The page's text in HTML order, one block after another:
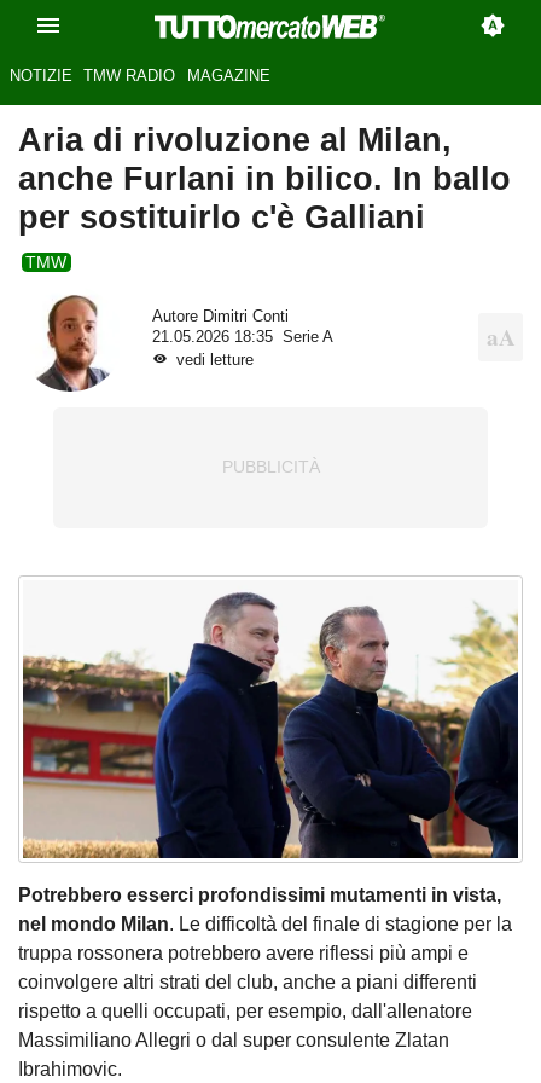
NOTIZIE TMW RADIO MAGAZINE
Aria di rivoluzione al Milan,
anche Furlani in bilico. In ballo
per sostituirlo c'è Galliani
TMW
Autore Dimitri Conti
21.05.2026 18:35
Serie A
vedi letture
Potrebbero esserci profondissimi mutamenti in vista,
nel mondo Milan. Le difficoltà del finale di stagione per la
truppa rossonera potrebbero avere riflessi più ampi e
coinvolgere altri strati del club, anche a piani differenti
rispetto a quelli occupati, per esempio, dall'allenatore
Massimiliano Allegri o dal super consulente Zlatan
Ibrahimovic.